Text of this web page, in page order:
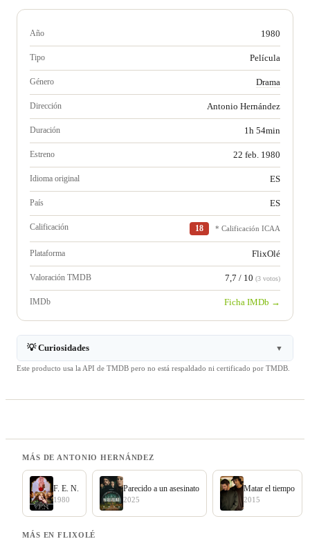
Año 1980
Tipo Película
Género Drama
Dirección Antonio Hernández
Duración 1h 54min
Estreno 22 feb. 1980
Idioma original ES
País ES
Calificación 18 * Calificación ICAA
Plataforma FlixOlé
Valoración TMDB 7,7 / 10 (3 votos)
IMDb Ficha IMDb →
💡 Curiosidades ▼
Este producto usa la API de TMDB pero no está respaldado ni certificado por TMDB.
MÁS DE ANTONIO HERNÁNDEZ
F. E. N.
1980
Parecido a un asesinato
2025
Matar el tiempo
2015
MÁS EN FLIXOLÉ